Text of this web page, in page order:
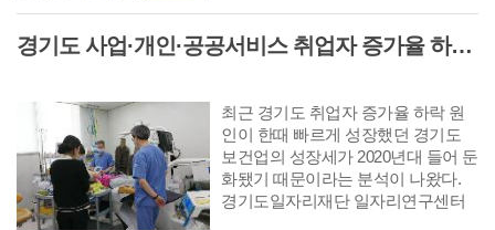
△지난해 문제점 및 조치결과 보고
순으로 진행됐다.
경기도 사업·개인·공공서비스 취업자 증가율 하락 '보건업 성장 둔화가 주원인'
최근 경기도 취업자 증가율 하락 원
인이 한때 빠르게 성장했던 경기도
보건업의 성장세가 2020년대 들어 둔
화됐기 때문이라는 분석이 나왔다.
경기도일자리재단 일자리연구센터